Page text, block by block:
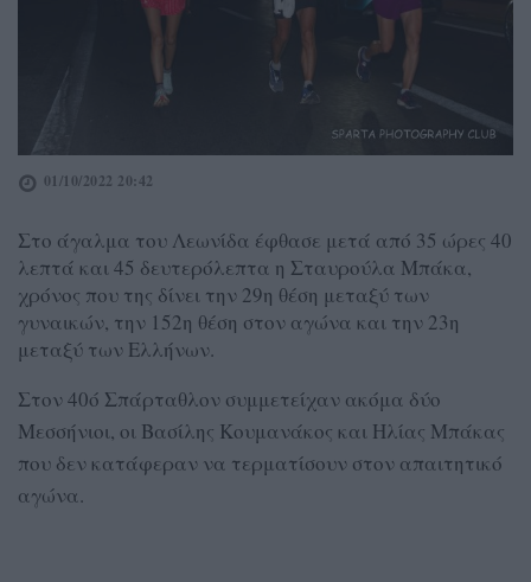
01/10/2022 20:42
Στο άγαλμα του Λεωνίδα έφθασε μετά από 35 ώρες 40
λεπτά και 45 δευτερόλεπτα η Σταυρούλα Μπάκα,
χρόνος που της δίνει την 29η θέση μεταξύ των
γυναικών, την 152η θέση στον αγώνα και την 23η
μεταξύ των Ελλήνων.
Στον 40ό Σπάρταθλον συμμετείχαν ακόμα δύο
Μεσσήνιοι, οι Βασίλης Κουμανάκος και Ηλίας Μπάκας
που δεν κατάφεραν να τερματίσουν στον απαιτητικό
αγώνα.